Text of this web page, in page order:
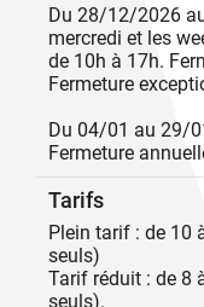
Du 28/12/2026
mercredi et les
de 10h à 17h.
Fermeture
Du 04/01 au 29/
Fermeture
Tarifs
Plein tarif : de 10
seuls)
Tarif réduit : de 8
seuls).